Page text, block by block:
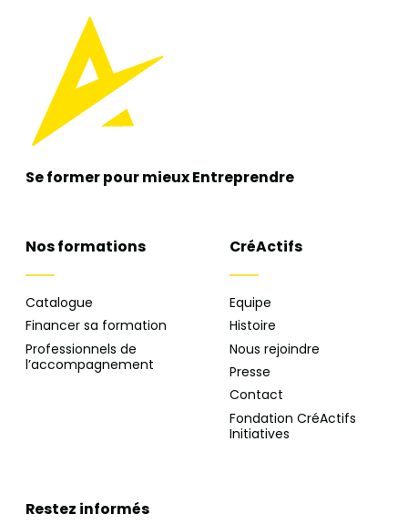
Se former pour mieuxEntreprendre
Nos formations
Catalogue
Financer sa formation
Professionnels de
l’accompagnement
CréActifs
Equipe
Histoire
Nous rejoindre
Presse
Contact
Fondation CréActifs
Initiatives
Restez informés